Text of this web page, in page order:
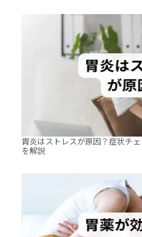
胃炎はストレスが原因？症状チ
を解説